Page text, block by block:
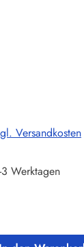
Versandkosten
Werktagen
Gib den